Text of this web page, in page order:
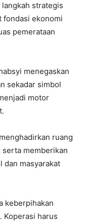
strategis
fondasi ekonomi
pemerataan
menegaskan
sekadar simbol
motor
ruang
serta memberikan
dan masyarakat
keberpihakan
Koperasi harus